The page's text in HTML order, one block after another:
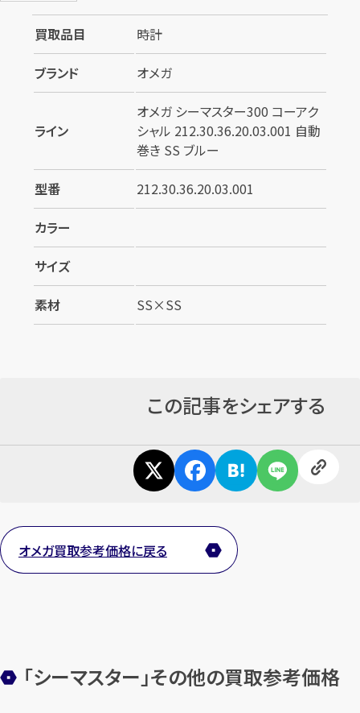
買取品目
時計
ブランド
オメガ
ライン
オメガ シーマスター300 コーアク
シャル 212.30.36.20.03.001 自動
巻き SS ブルー
型番
212.30.36.20.03.001
カラー
サイズ
素材
SS×SS
この記事をシェアする
オメガ買取参考価格に戻る
「シーマスター」その他の買取参考価格